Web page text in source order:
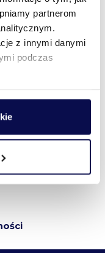
partnerom
z innymi danymi
podczas